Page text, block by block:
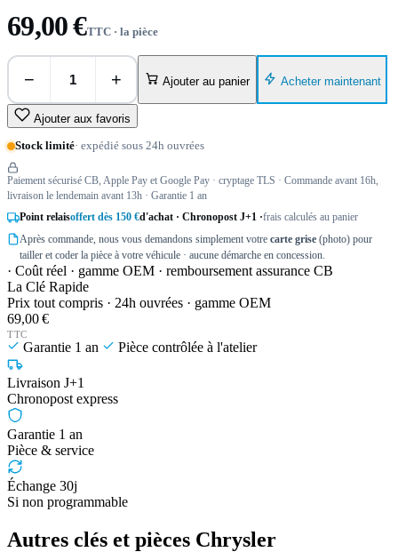
69,00 €TTC · la pièce
− + Ajouter au panier Acheter maintenant
Ajouter aux favoris
Stock limité· expédié sous 24h ouvrées
Paiement sécurisé CB, Apple Pay et Google Pay · cryptage TLS · Commande avant 16h,
livraison le lendemain avant 13h · Garantie 1 an
Point relaisoffert dès 150 €d'achat · Chronopost J+1 ·frais calculés au panier
Après commande, nous vous demandons simplement votre carte grise (photo) pour
tailler et coder la pièce à votre véhicule · aucune démarche en concession.
· Coût réel · gamme OEM · remboursement assurance CB
La Clé Rapide
Prix tout compris · 24h ouvrées · gamme OEM
69,00 €
TTC
Garantie 1 an Pièce contrôlée à l'atelier
Livraison J+1
Chronopost express
Garantie 1 an
Pièce & service
Échange 30j
Si non programmable
Autres clés et pièces Chrysler